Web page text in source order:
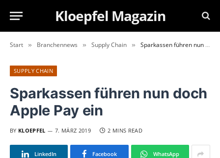
Kloepfel Magazin
Start » Branchennews » Supply Chain » Sparkassen führen nun doch Apple Pay ein
SUPPLY CHAIN
Sparkassen führen nun doch
Apple Pay ein
BY KLOEPFEL 7. MÄRZ 2019 2 MINS READ
LinkedIn Facebook WhatsApp